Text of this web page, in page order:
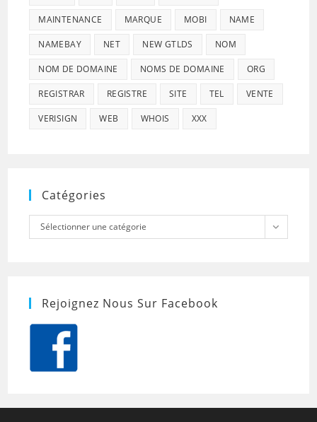
MAINTENANCE MARQUE MOBI NAME
NAMEBAY NET NEW GTLDS NOM
NOM DE DOMAINE NOMS DE DOMAINE ORG
REGISTRAR REGISTRE SITE TEL VENTE
VERISIGN WEB WHOIS XXX
Catégories
Catégories
Sélectionner une catégorie
Rejoignez Nous Sur Facebook